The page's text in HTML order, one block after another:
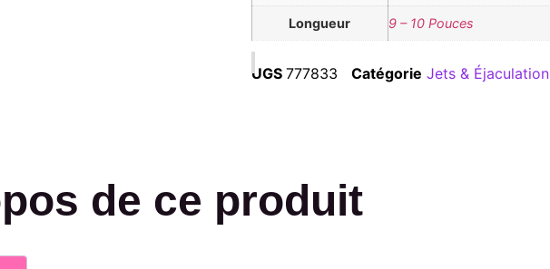
Longueur 9 – 10 Pouces
UGS 777833 Catégorie Jets & Éjaculation
de ce produit